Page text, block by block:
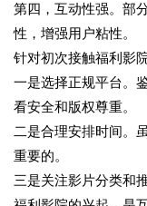
第四，互动性强。部
性，增强用户粘性。
针对初次接触福利影
一是选择正规平台。
看安全和版权尊重。
二是合理安排时间。
重要的。
三是关注影片分类和